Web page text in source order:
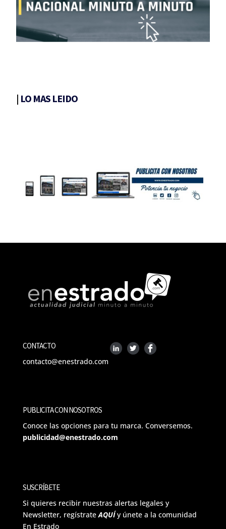
| LO MAS LEIDO
CONTACTO
contacto@enestrado.com
PUBLICITA CON NOSOTROS
Conoce las opciones para tu marca. Conversemos.
publicidad@enestrado.com
SUSCRÍBETE
Si quieres recibir nuestras alertas legales y
Newsletter, regístrateAQUÍ y únete a la comunidad
En Estrado